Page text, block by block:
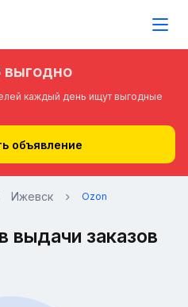
выгодно
каждый день ищут выгодные
объявление
Ижевск Ozon
выдачи заказов